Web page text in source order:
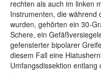
rechten als auch im linken
Instrumenten, die während
wurden, gehörten ein 30-
Schere, ein
gefensterter bipolarer
diesem Fall eine
Umfangsdissektion